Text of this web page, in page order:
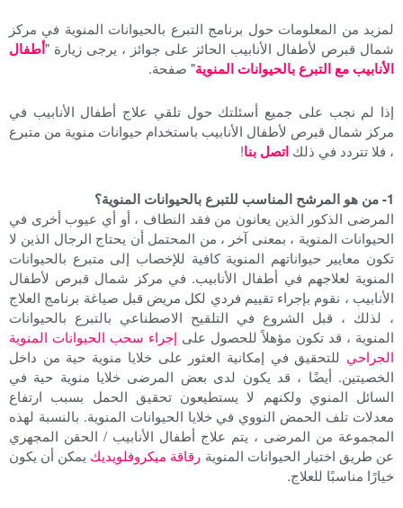
لمزيد من المعلومات حول برنامج التبرع بالحيوانات المنوية في مركز
شمال قبرص لأطفال الأنابيب الحائز على جوائز ، يرجى زيارة "أطفال
الأنابيب مع التبرع بالحيوانات المنوية" صفحة.
إذا لم نجب على جميع أسئلتك حول تلقي علاج أطفال الأنابيب في
مركز شمال قبرص لأطفال الأنابيب باستخدام حيوانات منوية من متبرع
، فلا تتردد في ذلك اتصل بنا!
1- من هو المرشح المناسب للتبرع بالحيوانات المنوية؟
المرضى الذكور الذين يعانون من فقد النطاف ، أو أي عيوب أخرى في
الحيوانات المنوية ، بمعنى آخر ، من المحتمل أن يحتاج الرجال الذين لا
تكون معايير حيواناتهم المنوية كافية للإخصاب إلى متبرع بالحيوانات
المنوية لعلاجهم في أطفال الأنابيب. في مركز شمال قبرص لأطفال
الأنابيب ، نقوم بإجراء تقييم فردي لكل مريض قبل صياغة برنامج العلاج
، لذلك ، قبل الشروع في التلقيح الاصطناعي بالتبرع بالحيوانات
المنوية ، قد تكون مؤهلاً للحصول على إجراء سحب الحيوانات المنوية
الجراحي للتحقيق في إمكانية العثور على خلايا منوية حية من داخل
الخصيتين. أيضًا ، قد يكون لدى بعض المرضى خلايا منوية حية في
السائل المنوي ولكنهم لا يستطيعون تحقيق الحمل بسبب ارتفاع
معدلات تلف الحمض النووي في خلايا الحيوانات المنوية. بالنسبة لهذه
المجموعة من المرضى ، يتم علاج أطفال الأنابيب / الحقن المجهري
عن طريق اختيار الحيوانات المنوية رقاقة ميكروفلويديك يمكن أن يكون
خيارًا مناسبًا للعلاج.